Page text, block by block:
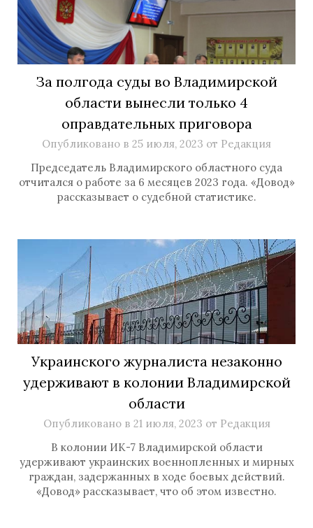
За полгода суды во Владимирской
области вынесли только 4
оправдательных приговора
Опубликовано в 25 июля, 2023 от Редакция
Председатель Владимирского областного суда
отчитался о работе за 6 месяцев 2023 года. «Довод»
рассказывает о судебной статистике.
Украинского журналиста незаконно
удерживают в колонии Владимирской
области
Опубликовано в 21 июля, 2023 от Редакция
В колонии ИК-7 Владимирской области
удерживают украинских военнопленных и мирных
граждан, задержанных в ходе боевых действий.
«Довод» рассказывает, что об этом известно.